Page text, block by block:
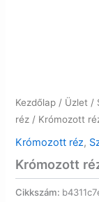
Kezdőlap / Üzlet /
réz / Krómozott
Krómozott réz,
Krómozott
Cikkszám: